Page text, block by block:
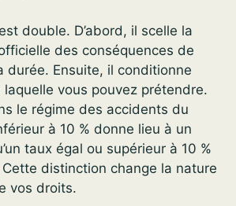
double. D’abord, il scelle la
des conséquences de
durée. Ensuite, il conditionne
laquelle vous pouvez prétendre.
le régime des accidents du
à 10 % donne lieu à un
taux égal ou supérieur à 10 %
distinction change la nature
vos droits.